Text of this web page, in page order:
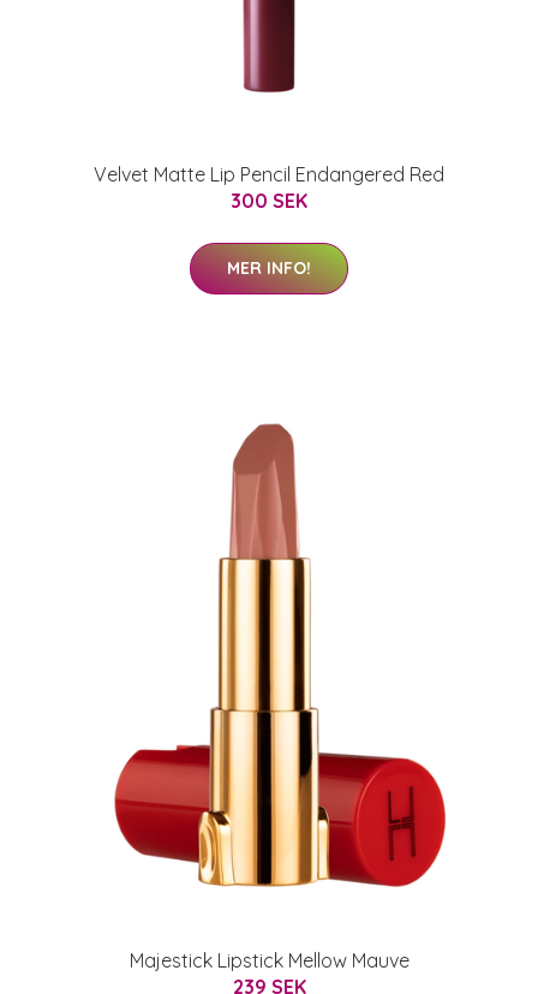
Velvet Matte Lip Pencil Endangered Red
300 SEK
MER INFO!
Majestick Lipstick Mellow Mauve
239 SEK